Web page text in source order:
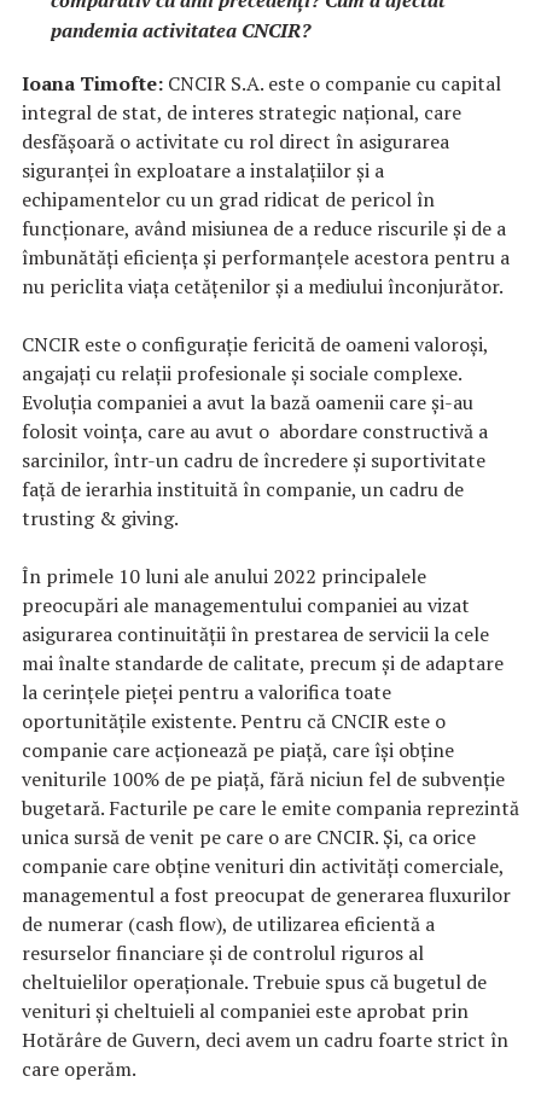
pandemia activitatea CNCIR?
Ioana Timofte: CNCIR S.A. este o companie cu capital
integral de stat, de interes strategic național, care
desfășoară o activitate cu rol direct în asigurarea
siguranței în exploatare a instalațiilor și a
echipamentelor cu un grad ridicat de pericol în
funcționare, având misiunea de a reduce riscurile și de a
îmbunătăți eficiența și performanțele acestora pentru a
nu periclita viața cetățenilor și a mediului înconjurător.
CNCIR este o configurație fericită de oameni valoroși,
angajați cu relații profesionale și sociale complexe.
Evoluția companiei a avut la bază oamenii care și-au
folosit voința, care au avut o abordare constructivă a
sarcinilor, într-un cadru de încredere și suportivitate
față de ierarhia instituită în companie, un cadru de
trusting & giving.
În primele 10 luni ale anului 2022 principalele
preocupări ale managementului companiei au vizat
asigurarea continuității în prestarea de servicii la cele
mai înalte standarde de calitate, precum și de adaptare
la cerințele pieței pentru a valorifica toate
oportunitățile existente. Pentru că CNCIR este o
companie care acționează pe piață, care își obține
veniturile 100% de pe piață, fără niciun fel de subvenție
bugetară. Facturile pe care le emite compania reprezintă
unica sursă de venit pe care o are CNCIR. Și, ca orice
companie care obține venituri din activități comerciale,
managementul a fost preocupat de generarea fluxurilor
de numerar (cash flow), de utilizarea eficientă a
resurselor financiare și de controlul riguros al
cheltuielilor operaționale. Trebuie spus că bugetul de
venituri și cheltuieli al companiei este aprobat prin
Hotărâre de Guvern, deci avem un cadru foarte strict în
care operăm.